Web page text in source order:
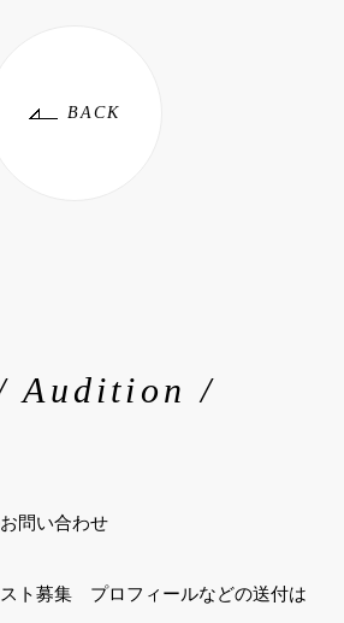
BACK
Audition /
問い合わせ
ト募集 プロフィールなどの送付は